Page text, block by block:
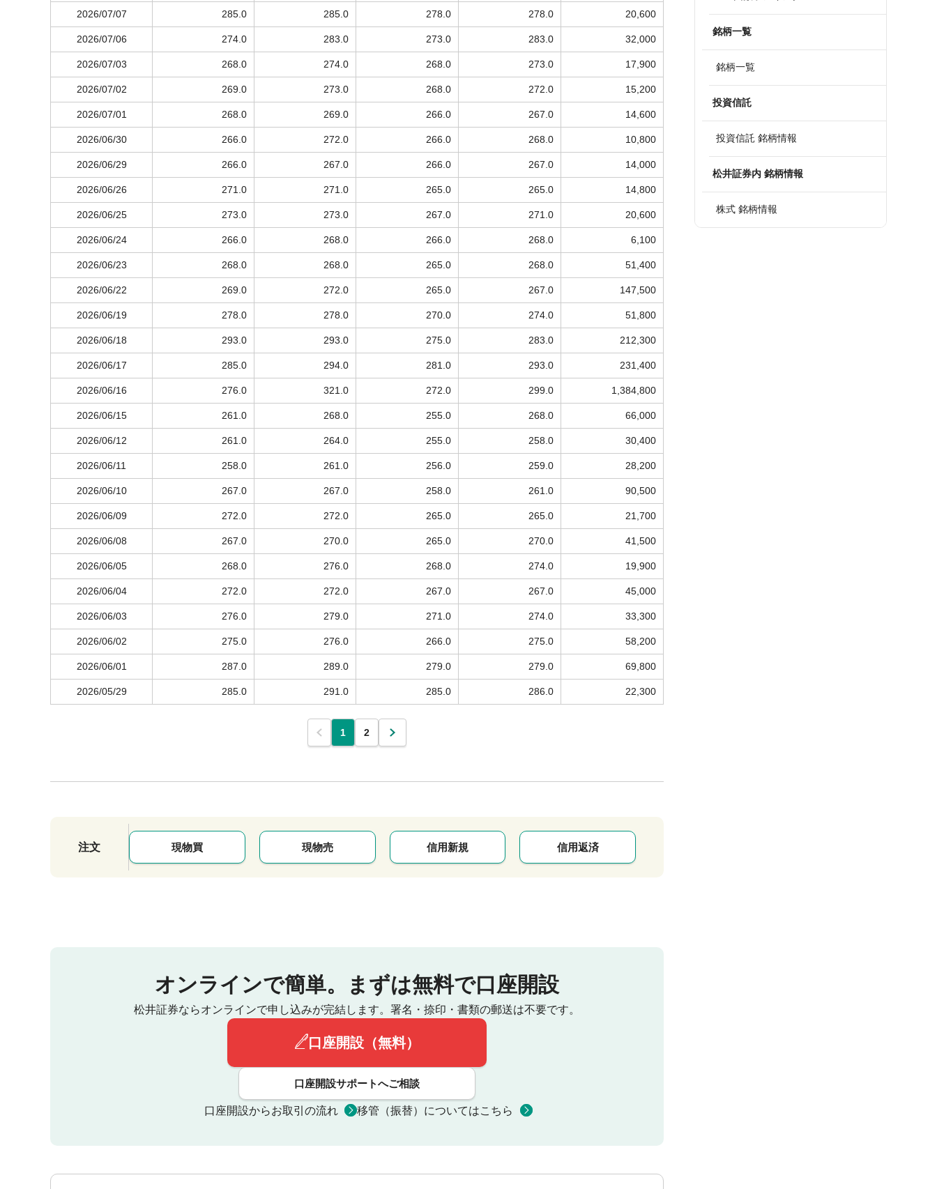
2026/07/07 285.0 285.0 278.0 278.0 20,600
2026/07/06 274.0 283.0 273.0 283.0 32,000
2026/07/03 268.0 274.0 268.0 273.0 17,900
2026/07/02 269.0 273.0 268.0 272.0 15,200
2026/07/01 268.0 269.0 266.0 267.0 14,600
2026/06/30 266.0 272.0 266.0 268.0 10,800
2026/06/29 266.0 267.0 266.0 267.0 14,000
2026/06/26 271.0 271.0 265.0 265.0 14,800
2026/06/25 273.0 273.0 267.0 271.0 20,600
2026/06/24 266.0 268.0 266.0 268.0 6,100
2026/06/23 268.0 268.0 265.0 268.0 51,400
2026/06/22 269.0 272.0 265.0 267.0 147,500
2026/06/19 278.0 278.0 270.0 274.0 51,800
2026/06/18 293.0 293.0 275.0 283.0 212,300
2026/06/17 285.0 294.0 281.0 293.0 231,400
2026/06/16 276.0 321.0 272.0 299.0 1,384,800
2026/06/15 261.0 268.0 255.0 268.0 66,000
2026/06/12 261.0 264.0 255.0 258.0 30,400
2026/06/11 258.0 261.0 256.0 259.0 28,200
2026/06/10 267.0 267.0 258.0 261.0 90,500
2026/06/09 272.0 272.0 265.0 265.0 21,700
2026/06/08 267.0 270.0 265.0 270.0 41,500
2026/06/05 268.0 276.0 268.0 274.0 19,900
2026/06/04 272.0 272.0 267.0 267.0 45,000
2026/06/03 276.0 279.0 271.0 274.0 33,300
2026/06/02 275.0 276.0 266.0 275.0 58,200
2026/06/01 287.0 289.0 279.0 279.0 69,800
2026/05/29 285.0 291.0 285.0 286.0 22,300
1 2
注文 現物買 現物売 信用新規 信用返済
オンラインで簡単。 まずは無料で口座開設
松井証券ならオンラインで申し込みが完結します。 署名・捺印・書類の郵送は不要です。
口座開設（無料）
口座開設サポートへご相談
口座開設からお取引の流れ 移管（振替）についてはこちら
銘柄一覧
銘柄一覧
投資信託
投資信託 銘柄情報
松井証券内 銘柄情報
株式 銘柄情報